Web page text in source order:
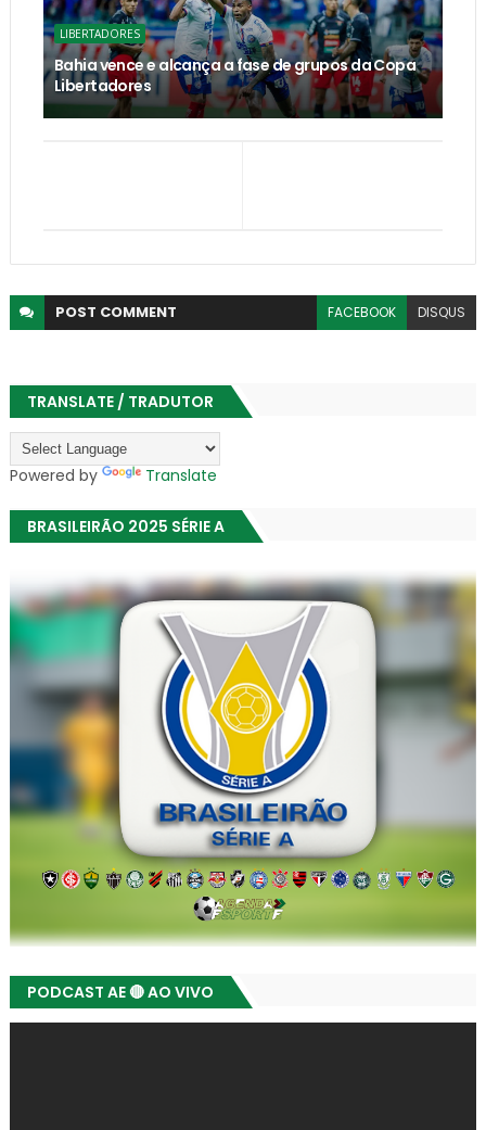
LIBERTADORES
Bahia vence e alcança a fase de grupos da Copa
Libertadores
POST COMMENT FACEBOOK DISQUS
TRANSLATE / TRADUTOR
Powered by Translate
BRASILEIRÃO 2025 SÉRIE A
PODCAST AE 🔴 AO VIVO